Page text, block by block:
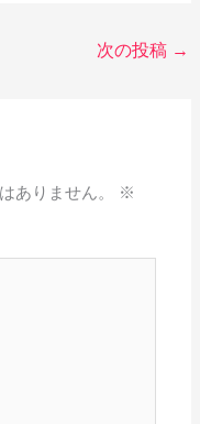
次の投稿 →
ありません。
※